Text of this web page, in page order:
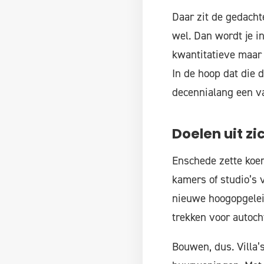
Daar zit de
wel. Dan wordt je
kwantitatieve
In de hoop dat die
decennialang een
Doelen uit
Enschede zette
kamers of studio’s
nieuwe
trekken voor
Bouwen, dus.